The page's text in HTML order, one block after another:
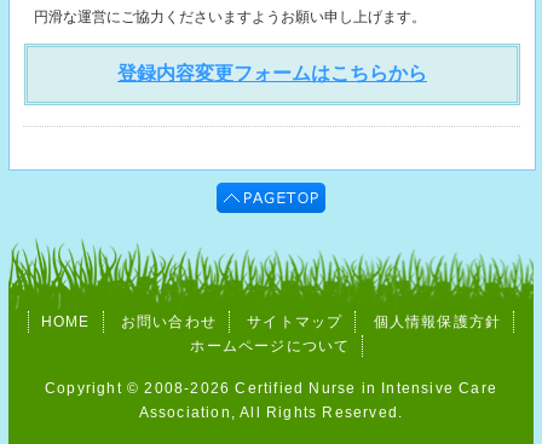
円滑な運営にご協力くださいますようお願い申し上げます。
登録内容変更フォームはこちらから
HOME お問い合わせ サイトマップ
個人情報保護方針
ホームページについて
Copyright © 2008-2026 Certified Nurse in Intensive Care
Association, All Rights Reserved.